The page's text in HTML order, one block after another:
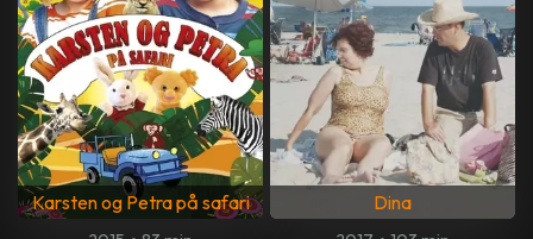
Karsten og Petra på safari Dina